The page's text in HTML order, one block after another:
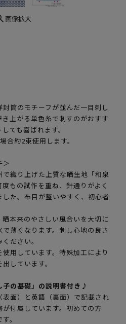
画像拡大
筒のモチーフが並んだ一目刺し
上がる単色糸で刺すのがおすす
ても喜ばれます。
合約2束使用します。
＞
織り上げた上質な晒生地「和泉
もの試作を重ね、針通りがよく
た。布目が整いやすく、初心者
本来のやさしい風合いを大切に
薄くなります。刺し心地の良さ
ださい。
用しています。特殊加工により
しています。
の基礎」の説明書付き♪
面）と英語（裏面）で記載され
付属しています。初めての方
。